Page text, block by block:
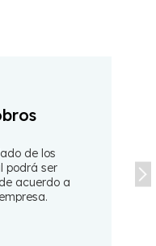
de los
podrá ser
acuerdo a
empresa.